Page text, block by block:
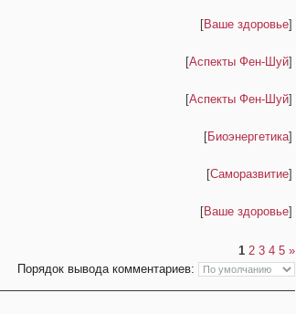
[Ваше здоровье]
[Аспекты Фен-Шуй]
[Аспекты Фен-Шуй]
[Биоэнергетика]
[Саморазвитие]
[Ваше здоровье]
1 2 3 4 5 »
Порядок вывода комментариев: